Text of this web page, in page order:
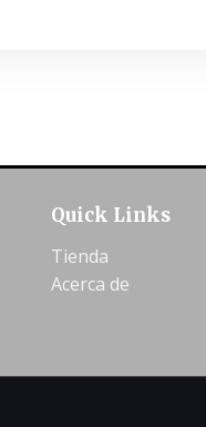
Quick Links
Tienda
Acerca de